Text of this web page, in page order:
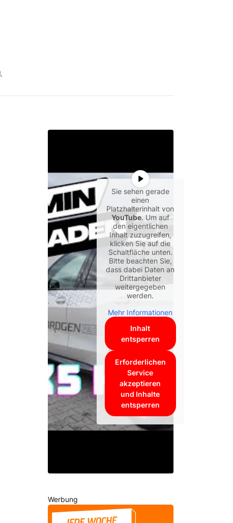
Sie sehen gerade
einen
Platzhalterinhalt von
YouTube. Um auf
den eigentlichen
Inhalt zuzugreifen,
klicken Sie auf die
Schaltfläche unten.
Bitte beachten Sie,
dass dabei Daten an
Drittanbieter
weitergegeben
werden.
Mehr Informationen
Inhalt
entsperren
Erforderlichen
Service
akzeptieren
und Inhalte
entsperren
Werbung